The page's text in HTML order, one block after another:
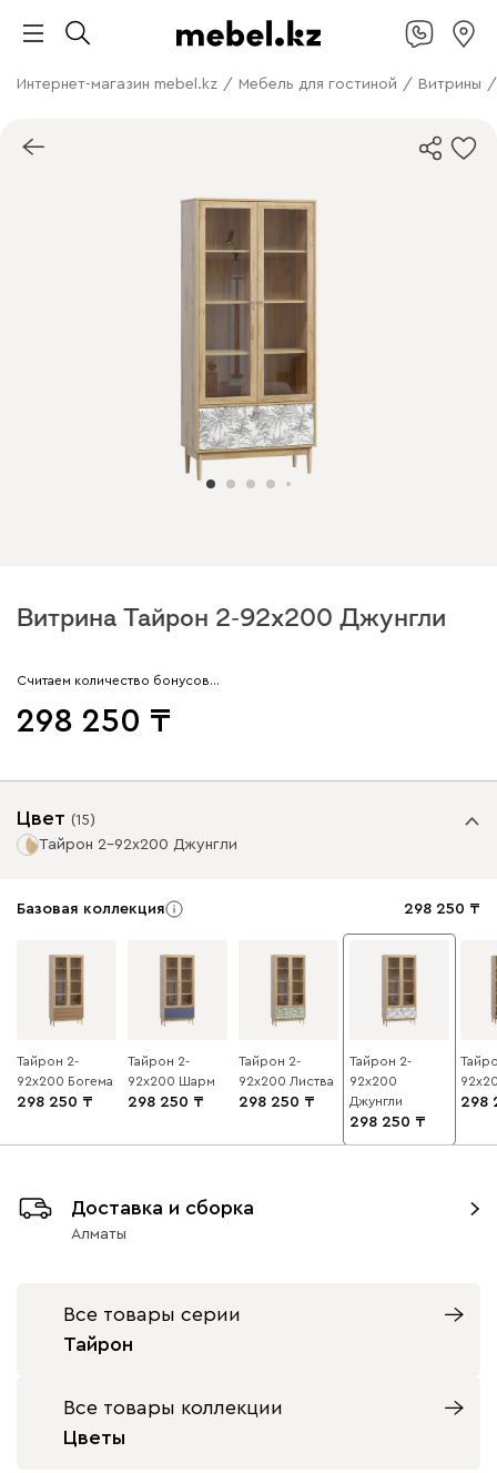
Интернет-магазин mebel.kz / Мебель для гостиной / Витрины /
Витрина Тайрон 2-92x200 Джунгли ​
Считаем количество бонусов…
298 250
Цвет (15)
Тайрон 2-92x200 Джунгли ​
Базовая коллекция 298 250
Тайрон 2-
92x200 Богема ​
298 250
Тайрон 2-
92x200 Шарм ​
298 250
Тайрон 2-
92x200 Листва
298 250
Тайрон 2-
92x200
Джунгли ​
298 250
298
Доставка и сборка
Алматы
Все товары серии
Тайрон
Все товары коллекции
Цветы